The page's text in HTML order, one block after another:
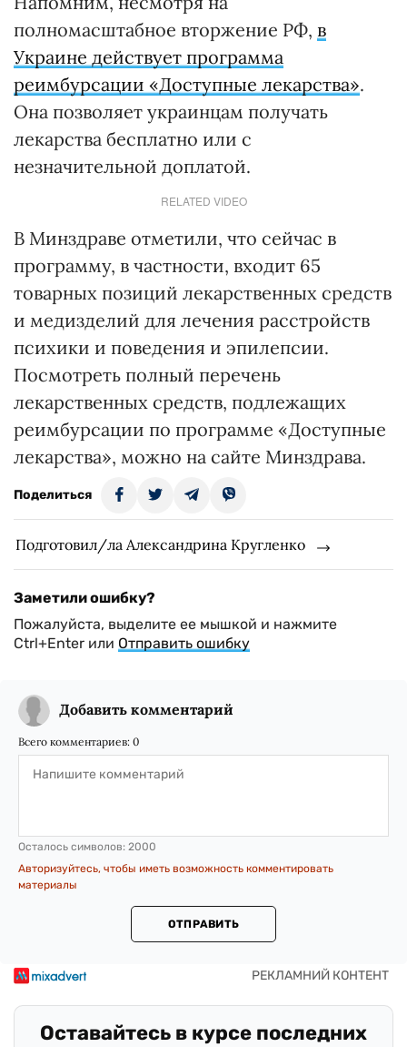
полномасштабное вторжение РФ, в
Украине действует программа
реимбурсации «Доступные лекарства».
Она позволяет украинцам получать
лекарства бесплатно или с
незначительной доплатой.
RELATED VIDEO
В Минздраве отметили, что сейчас в
программу, в частности, входит 65
товарных позиций лекарственных средств
и медизделий для лечения расстройств
психики и поведения и эпилепсии.
Посмотреть полный перечень
лекарственных средств, подлежащих
реимбурсации по программе «Доступные
лекарства», можно на сайте Минздрава.
Поделиться
Подготовил/ла Александрина Кругленко
Заметили ошибку?
Пожалуйста, выделите ее мышкой и нажмите
Ctrl+Enter или Отправить ошибку
Добавить комментарий
Всего комментариев: 0
Осталось символов: 2000
Авторизуйтесь, чтобы иметь возможность комментировать
материалы
ОТПРАВИТЬ
Оставайтесь в курсе последних